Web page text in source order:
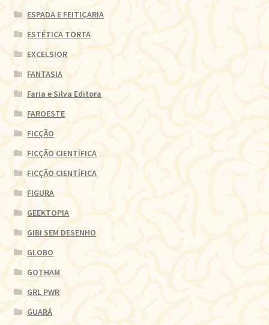
ESPADA E FEITIÇARIA
ESTÉTICA TORTA
EXCELSIOR
FANTASIA
Faria e Silva Editora
FAROESTE
FICÇÃO
FICÇÃO CIENTÍFICA
FICÇÃO CIENTÍFICA
FIGURA
GEEKTOPIA
GIBI SEM DESENHO
GLOBO
GOTHAM
GRL PWR
GUARÁ